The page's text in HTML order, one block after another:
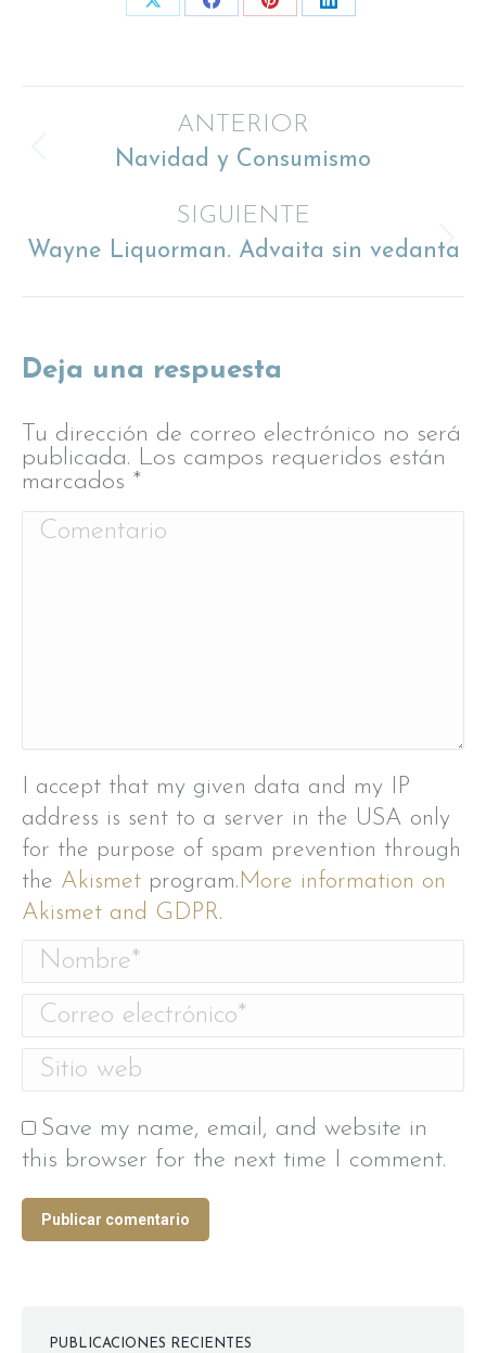
Share
Share
Share
Share
publicaciones
ANTERIOR
Publicación
Navidad y Consumismo
SIGUIENTE
Publicación
Wayne Liquorman. Advaita sin vedanta
Deja una respuesta
Tu dirección de correo electrónico no será
publicada. Los campos requeridos están
marcados *
Comentario
I accept that my given data and my IP
address is sent to a server in the USA only
for the purpose of spam prevention through
the Akismet program.More information on
Akismet and GDPR.
Nombre *
Correo electrónico *
Sitio web
Save my name, email, and website in
this browser for the next time I comment.
Publicar comentario
PUBLICACIONES RECIENTES